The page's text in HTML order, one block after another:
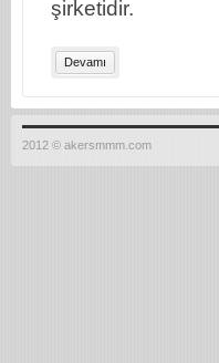
şirketidir.
Devamı
2012 © akersmmm.com